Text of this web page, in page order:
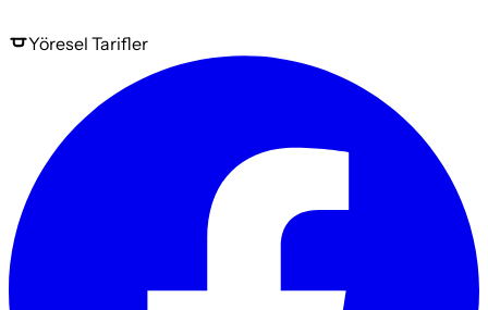
Yöresel Tarifler